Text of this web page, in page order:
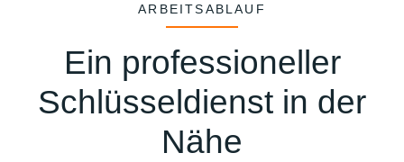
ARBEITSABLAUF
Ein professioneller
Schlüsseldienst in der
Nähe